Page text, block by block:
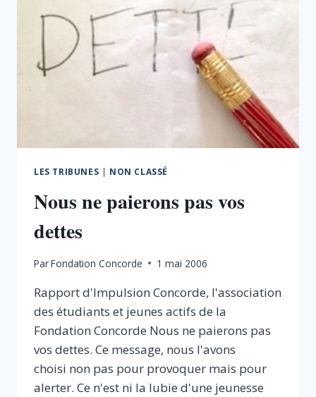
LES TRIBUNES | NON CLASSÉ
Nous ne paierons pas vos
dettes
ParFondation Concorde 1 mai 2006
Rapport d'Impulsion Concorde, l'association
des étudiants et jeunes actifs de la
Fondation Concorde Nous ne paierons pas
vos dettes. Ce message, nous l'avons
choisi non pas pour provoquer mais pour
alerter. Ce n'est ni la lubie d'une jeunesse